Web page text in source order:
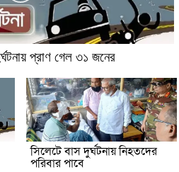
প্রাণ গেল ৩১ জনের
সিলেটে বাস দুর্ঘটনায় নিহতদের
পরিবার পাবে